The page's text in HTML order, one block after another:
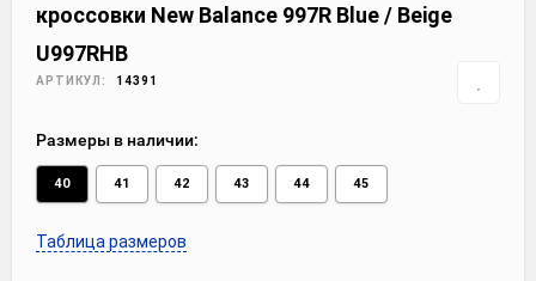
кроссовки New Balance 997R Blue / Beige
U997RHB
АРТИКУЛ: 14391
Размеры в наличии:
40 41 42 43 44 45
Таблица размеров